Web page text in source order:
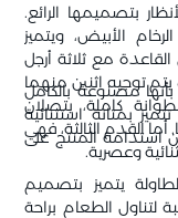
بتصميمها الرائع.
الأبيض، ويتميز
مع ثلاثة أرجل
توجيه اثنين منهما
كاملة، يتصلان
القدم الثالثة، فهي
وعصرية.
مصنوعة بالكامل
بمتانة استثنائية
المنتج على
يتميز بتصميم
لتناول الطعام براحة